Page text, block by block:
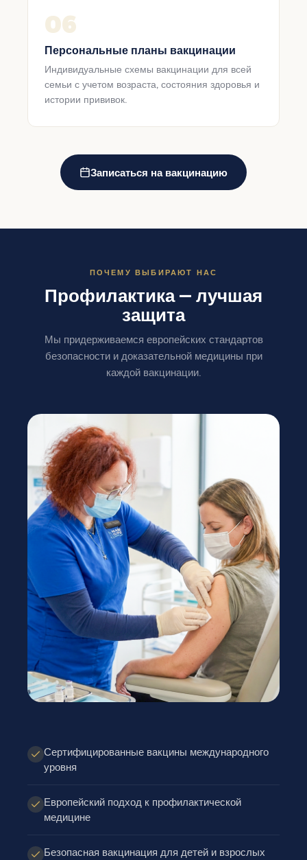
06
Персональные планы вакцинации
Индивидуальные схемы вакцинации для всей
семьи с учетом возраста, состояния здоровья и
истории прививок.
Записаться на вакцинацию
ПОЧЕМУ ВЫБИРАЮТ НАС
Профилактика — лучшая
защита
Мы придерживаемся европейских стандартов
безопасности и доказательной медицины при
каждой вакцинации.
Сертифицированные вакцины международного
уровня
Европейский подход к профилактической
медицине
Безопасная вакцинация для детей и взрослых